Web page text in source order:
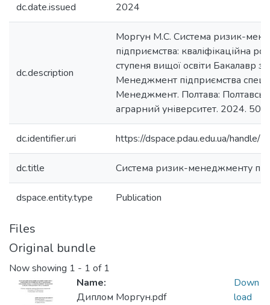
dc.date.issued 2024
dc.description
Моргун М.С. Система ризик-
підприємства: кваліфікаційна
ступеня вищої освіти Бакалавр
Менеджмент підприємства
Менеджмент. Полтава:
аграрний університет. 2024. 50 с.
dc.identifier.uri https://dspace.pdau.edu.ua/
dc.title Система ризик-менеджменту
dspace.entity.type Publication
Files
Original bundle
Now showing 1 - 1 of 1
Name:
Диплом Моргун.pdf
Down
load